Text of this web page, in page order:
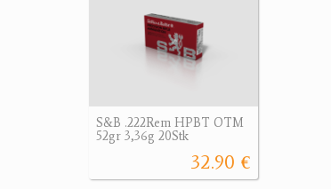
S&B .222Rem HPBT OTM
52gr 3,36g 20Stk
32.90 €